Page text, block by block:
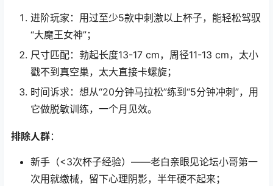
进阶玩家：用过至少5款中刺激以上杯子，能轻松驾驭
“大魔王女神”；
尺寸匹配：勃起长度13-17 cm，周径11-13 cm，太小
戳不到真空巢，太大直接卡螺旋；
时间诉求：想从“20分钟马拉松”练到“5分钟冲刺”，用
它做脱敏训练，一个月见效。
排除人群：
新手（<3次杯子经验）——老白亲眼见论坛小哥第一
次用就缴械，留下心理阴影，半年硬不起来；